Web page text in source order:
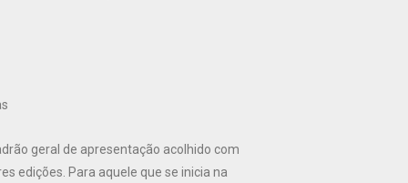
geral de apresentação acolhido com
edições. Para aquele que se inicia na